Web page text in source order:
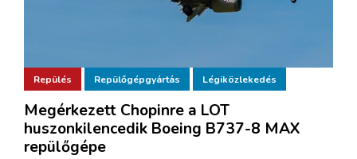
Repülés Repülőgépgyártás Légiközlekedés
Megérkezett Chopinre a LOT
huszonkilencedik Boeing B737-8 MAX
repülőgépe